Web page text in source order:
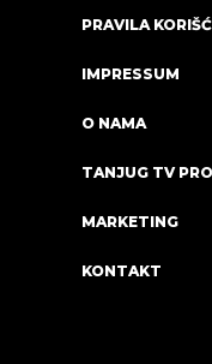
PRAVILA
IMPRESSUM
O NAMA
TANJUG TV
MARKETING
KONTAKT